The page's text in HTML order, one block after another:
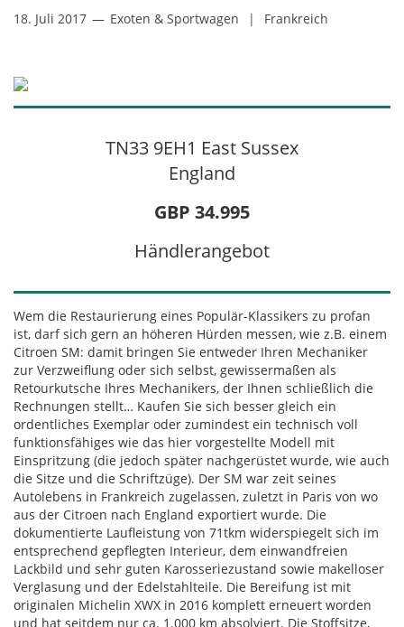
18. Juli 2017 — Exoten & Sportwagen | Frankreich
TN33 9EH1 East Sussex
England
GBP 34.995
Händlerangebot
Wem die Restaurierung eines Populär-Klassikers zu profan
ist, darf sich gern an höheren Hürden messen, wie z.B. einem
Citroen SM: damit bringen Sie entweder Ihren Mechaniker
zur Verzweiflung oder sich selbst, gewissermaßen als
Retourkutsche Ihres Mechanikers, der Ihnen schließlich die
Rechnungen stellt… Kaufen Sie sich besser gleich ein
ordentliches Exemplar oder zumindest ein technisch voll
funktionsfähiges wie das hier vorgestellte Modell mit
Einspritzung (die jedoch später nachgerüstet wurde, wie auch
die Sitze und die Schriftzüge). Der SM war zeit seines
Autolebens in Frankreich zugelassen, zuletzt in Paris von wo
aus der Citroen nach England exportiert wurde. Die
dokumentierte Laufleistung von 71tkm widerspiegelt sich im
entsprechend gepflegten Interieur, dem einwandfreien
Lackbild und sehr guten Karosseriezustand sowie makelloser
Verglasung und der Edelstahlteile. Die Bereifung ist mit
originalen Michelin XWX in 2016 komplett erneuert worden
und hat seitdem nur ca. 1.000 km absolviert. Die Stoffsitze,